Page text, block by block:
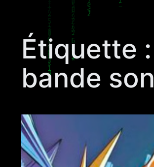
Étiquette :
bande son